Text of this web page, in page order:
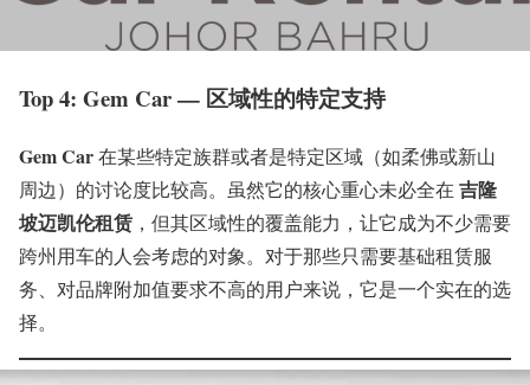
Top 4: Gem Car — 区域性的特定支持
Gem Car在某些特定族群或者是特定区域（如柔佛或新山
周边）的讨论度比较高。虽然它的核心重心未必全在 吉隆
坡迈凯伦租赁 ，但其区域性的覆盖能力，让它成为不少需要
跨州用车的人会考虑的对象。对于那些只需要基础租赁服
务、对品牌附加值要求不高的用户来说，它是一个实在的选
择。